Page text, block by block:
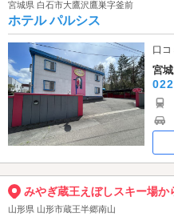
宮城県 白石市大鷹沢鷹巣字釜前
ホテル パルシス
口コ
宮
みやぎ蔵王えぼしスキー場か
山形県 山形市蔵王半郷南山